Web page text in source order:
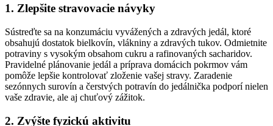
1. Zlepšite stravovacie návyky
Sústreďte sa na konzumáciu vyvážených a zdravých jedál, ktoré
obsahujú dostatok bielkovín, vlákniny a zdravých tukov. Odmietnite
potraviny s vysokým obsahom cukru a rafinovaných sacharidov.
Pravidelné plánovanie jedál a príprava domácich pokrmov vám
pomôže lepšie kontrolovať zloženie vašej stravy. Zaradenie
sezónnych surovín a čerstvých potravín do jedálnička podporí nielen
vaše zdravie, ale aj chuťový zážitok.
2. Zvýšte fyzickú aktivitu